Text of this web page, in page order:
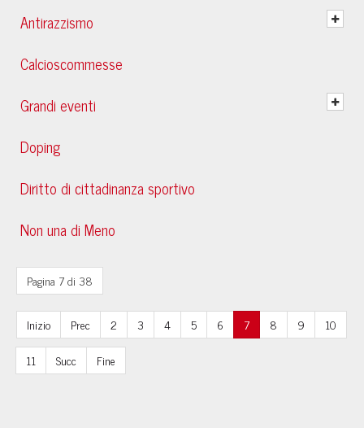
Antirazzismo
Calcioscommesse
Grandi eventi
Doping
Diritto di cittadinanza sportivo
Non una di Meno
Pagina 7 di 38
Inizio Prec 2 3 4 5 6 7 8 9
10
11
Succ Fine